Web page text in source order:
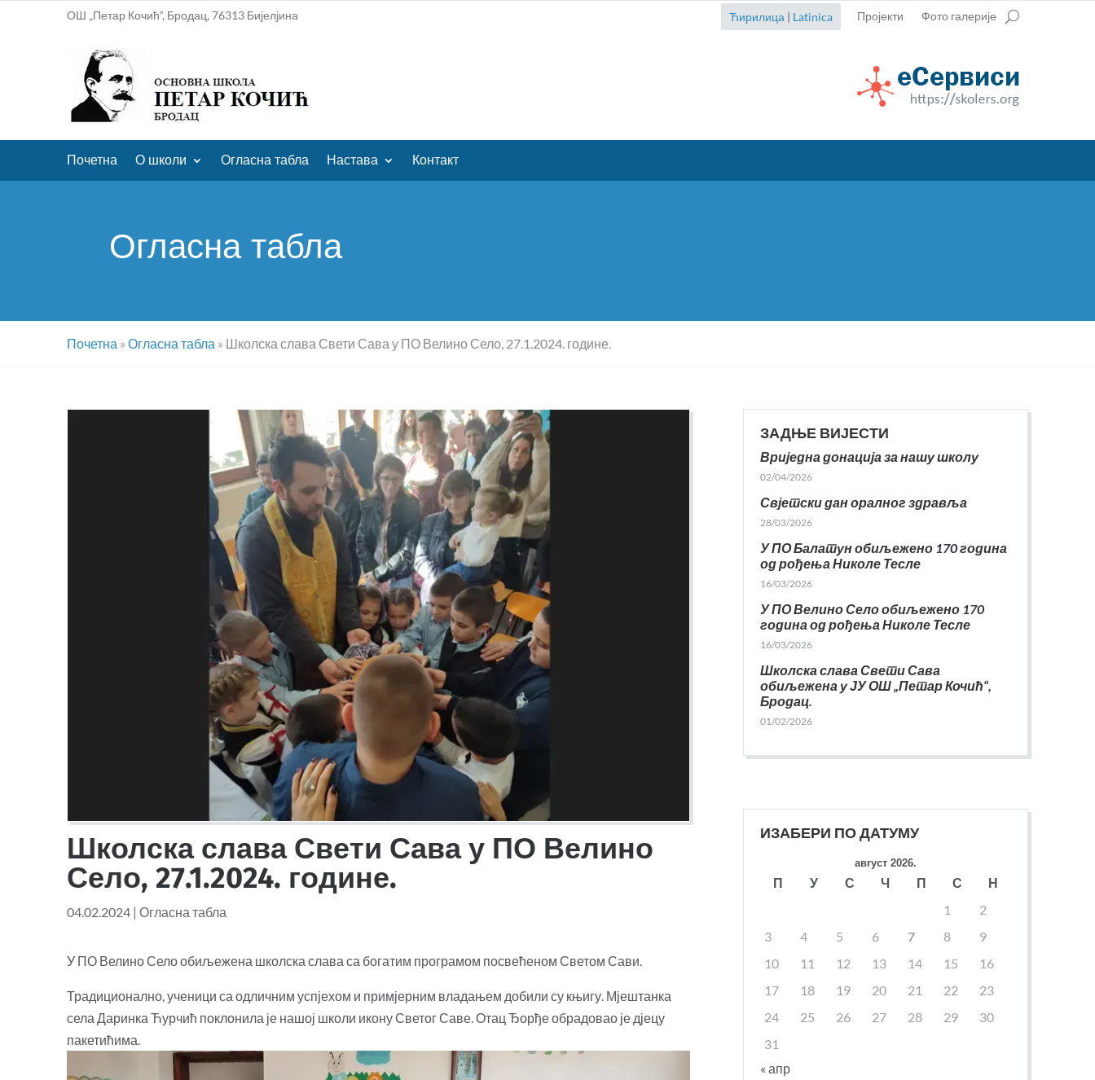
ОШ „Петар Кочић“, Бродац, 76313 Бијелјина Пројекти Фото галерије
Ћирилица | Latinica
Почетна О школи Огласна табла Настава Контакт
Огласна табла
Почетна » Огласна табла » Школска слава Свети Сава у ПО Велино Село, 27.1.2024. године.
Школска слава Свети Сава у ПО Велино
Село, 27.1.2024. године.
04.02.2024 | Огласна табла
У ПО Велино Село обиљежена школска слава са богатим програмом посвећеном Светом Сави.
Традиционално, ученици са одличним успјехом и примјерним владањем добили су књигу. Мјештанка
села Даринка Ћурчић поклонила је нашој школи икону Светог Саве. Отац Ђорђе обрадовао је дјецу
пакетићима.
ЗАДЊЕ ВИЈЕСТИ
Вриједна донација за нашу школу
02/04/2026
Свјетски дан оралног здравља
28/03/2026
У ПО Балатун обиљежено 170 година
од рођења Николе Тесле
16/03/2026
У ПО Велино Село обиљежено 170
година од рођења Николе Тесле
16/03/2026
Школска слава Свети Сава
обиљежена у ЈУ ОШ „Петар Кочић“,
Бродац.
01/02/2026
ИЗАБЕРИ ПО ДАТУМУ
август 2026.
П У С Ч П С
Н
1
2
3
4 5 6 7 8
9
10
11 12 13 14 15
16
17
18 19 20 21 22
23
24
25 26 27 28 29
30
31
« апр